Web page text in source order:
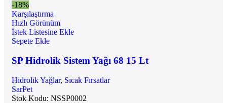
-18%
Karşılaştırma
Hızlı Görünüm
İstek Listesine Ekle
Sepete Ekle
SP Hidrolik Sistem Yağı 68 15 Lt
Hidrolik Yağlar, Sıcak Fırsatlar
SarPet
Stok Kodu: NSSP0002